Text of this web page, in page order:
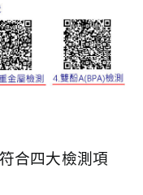
合四大檢測項